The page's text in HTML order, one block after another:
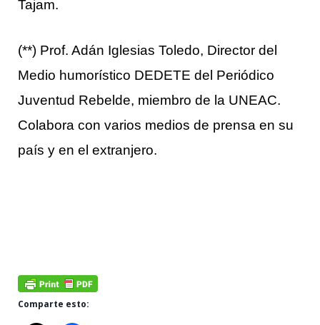
Tajam.
(**) Prof. Adán Iglesias Toledo, Director del
Medio humorístico DEDETE del Periódico
Juventud Rebelde, miembro de la UNEAC.
Colabora con varios medios de prensa en su
país y en el extranjero.
Comparte esto: